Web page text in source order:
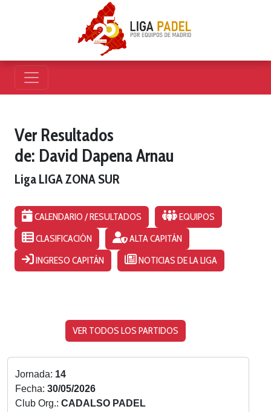
Ver Resultados
de: David Dapena Arnau
Liga LIGA ZONA SUR
CALENDARIO / RESULTADOS
EQUIPOS
CLASIFICACIÓN
ALTA CAPITÁN
INGRESO CAPITÁN
NOTICIAS DE LA LIGA
VER TODOS LOS PARTIDOS
Jornada: 14
Fecha: 30/05/2026
Club Org.: CADALSO PADEL